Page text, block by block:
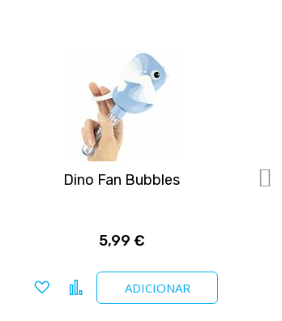
Dino Fan Bubbles
5,99 €
ADICIONAR
Adicionar a favoritos
Comparar